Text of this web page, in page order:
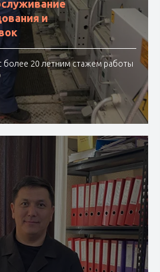
и
20 летним стажем работы